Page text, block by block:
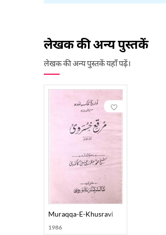
लेखक की अन्य पुस्तकें
लेखक की अन्य पुस्तकें यहाँ पढ़ें।
Muraqqa-E-Khusravi
1986